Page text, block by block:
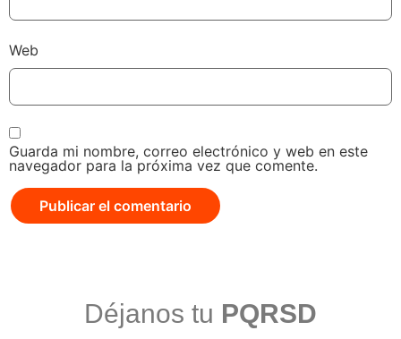
Web
Guarda mi nombre, correo electrónico y web en este
navegador para la próxima vez que comente.
Déjanos tu PQRSD